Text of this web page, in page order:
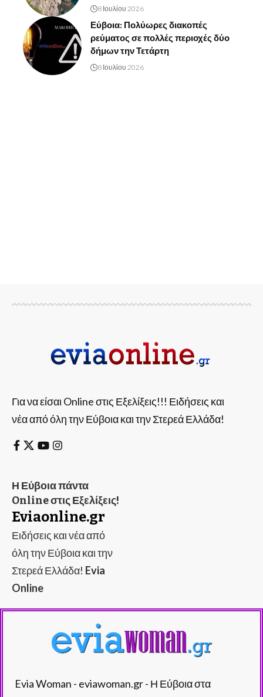
8 Ιουλίου 2026
Εύβοια: Πολύωρες διακοπές
ρεύματος σε πολλές περιοχές δύο
δήμων την Τετάρτη
8 Ιουλίου 2026
Για να είσαι Online στις Εξελίξεις!!! Ειδήσεις και
νέα από όλη την Εύβοια και την Στερεά Ελλάδα!
Η Εύβοια πάντα
Online στις Εξελίξεις!
Eviaonline.gr
Ειδήσεις και νέα από
όλη την Εύβοια και την
Στερεά Ελλάδα! Evia
Online
Evia Woman - eviawoman.gr - Η Εύβοια στα